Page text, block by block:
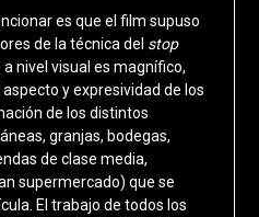
es que el film supuso
de la técnica del stop
nivel visual es magnífico,
y expresividad de los
de los distintos
granjas, bodegas,
de clase media,
supermercado) que se
El trabajo de todos los